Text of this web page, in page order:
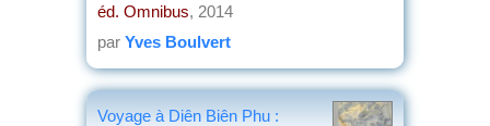
éd. Omnibus, 2014
par Yves Boulvert
Voyage à Diên Biên Phu :